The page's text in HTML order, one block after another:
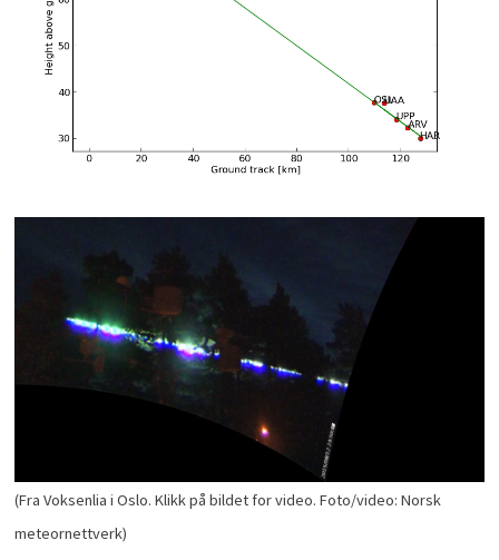
(Fra Voksenlia i Oslo. Klikk på bildet for video. Foto/video: Norsk
meteornettverk)